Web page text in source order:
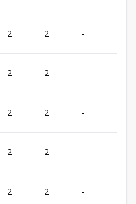
2 2 -
2 2 -
2 2 -
2 2 -
2 2 -